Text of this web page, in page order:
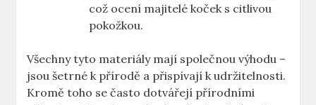
což ocení majitelé koček s citlivou
pokožkou.
Všechny tyto materiály mají společnou výhodu –
jsou šetrné k přírodě a přispívají k udržitelnosti.
Kromě toho se často dotvářejí přírodními